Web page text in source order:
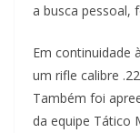
a busca pessoal,
Em continuidade
um rifle calibre
Também foi
da equipe Tático